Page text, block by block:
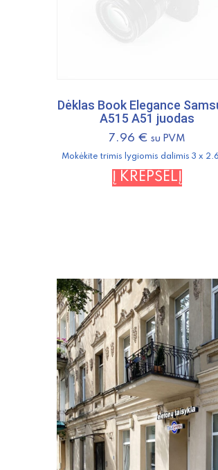
Dėklas Book Elegance
A515 A51 juodas
7.96 € su PVM
Mokėkite trimis lygiomis dalimis 3 x
Į KREPŠELĮ